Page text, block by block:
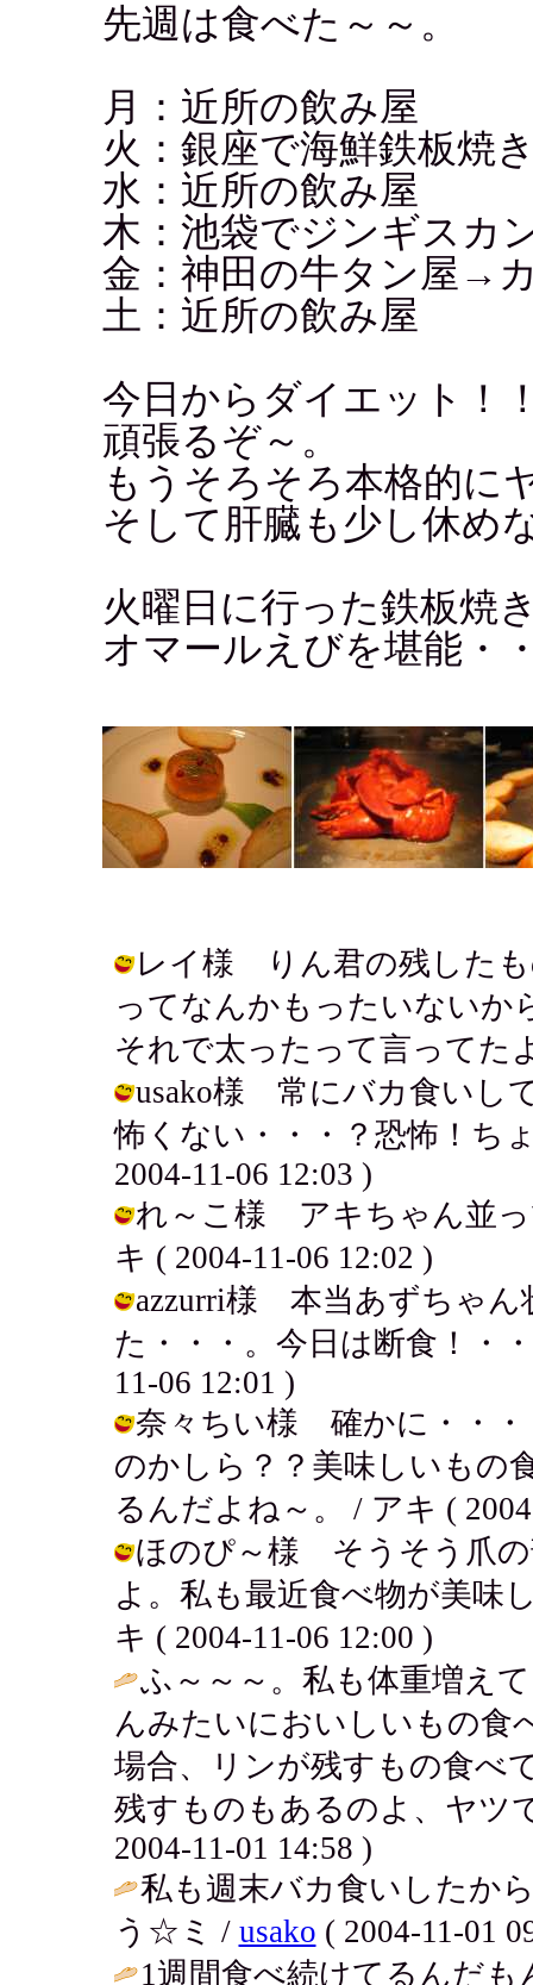
先週は食べた～～。
月：近所の飲み屋
火：銀座で海鮮鉄板焼
水：近所の飲み屋
木：池袋でジンギスカ
金：神田の牛タン屋→
土：近所の飲み屋
今日からダイエット！
頑張るぞ～。
もうそろそろ本格的に
そして肝臓も少し休め
火曜日に行った鉄板焼
オマールえびを堪能・
レイ様 りん君の残したも
ってなんかもったいないか
それで太ったって言ってた
usako様 常にバカ食いし
怖くない・・・？恐怖！ち
2004-11-06 12:03 )
れ～こ様 アキちゃん並っ
キ ( 2004-11-06 12:02 )
azzurri様 本当あずちゃん
た・・・。今日は断食！・
11-06 12:01 )
奈々ちい様 確かに・・・
のかしら？？美味しいもの
るんだよね～。 / アキ (
ほのぴ～様 そうそう爪の
よ。私も最近食べ物が美味
キ ( 2004-11-06 12:00 )
ふ～～～。私も体重増え
んみたいにおいしいもの食
場合、リンが残すもの食べ
残すものもあるのよ、ヤツ
2004-11-01 14:58 )
私も週末バカ食いしたか
う☆ミ / usako ( 2004-11-01
1週間食べ続けてるんだ